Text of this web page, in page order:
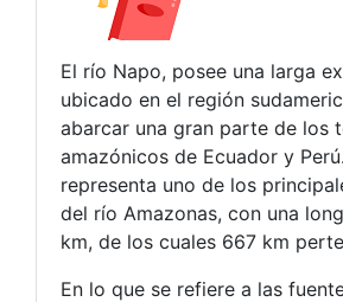
El río Napo, posee una larga
ubicado en el región
abarcar una gran parte de los
amazónicos de Ecuador y
representa uno de los
del río Amazonas, con una
km, de los cuales 667 km
En lo que se refiere a las